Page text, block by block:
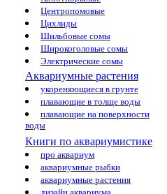
Центропомовые
Цихлиды
Шильбовые сомы
Широкоголовые сомы
Электрические сомы
Аквариумные растения
укореняющиеся в грунте
плавающие в толще воды
плавающие на поверхности
воды
Книги по аквариумистике
про аквариум
аквариумные рыбки
аквариумные растения